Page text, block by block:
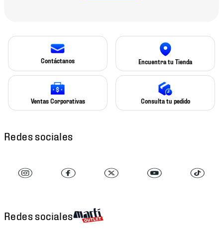
Contáctanos Encuentra tu Tienda
Ventas Corporativas Consulta tu pedido
Redes sociales
Redes sociales